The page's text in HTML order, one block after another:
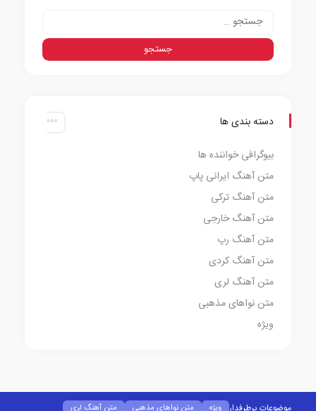
دسته بندی ها
بیوگرافی خواننده ها
متن آهنگ ایرانی پاپ
متن آهنگ ترکی
متن آهنگ خارجی
متن آهنگ رپ
متن آهنگ کردی
متن آهنگ لری
متن نواهای مذهبی
ویژه